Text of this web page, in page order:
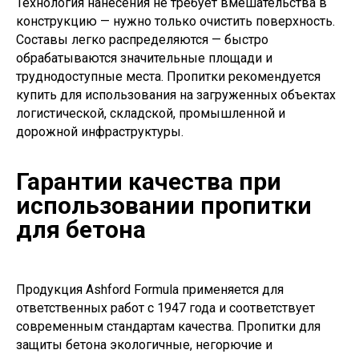
конструкцию — нужно только очистить поверхность.
Составы легко распределяются — быстро
обрабатываются значительные площади и
труднодоступные места. Пропитки рекомендуется
купить для использования на загруженных объектах
логистической, складской, промышленной и
дорожной инфраструктуры.
Гарантии качества при
использовании пропитки
для бетона
Продукция Ashford Formula применяется для
ответственных работ с 1947 года и соответствует
современным стандартам качества. Пропитки для
защиты бетона экологичные, негорючие и